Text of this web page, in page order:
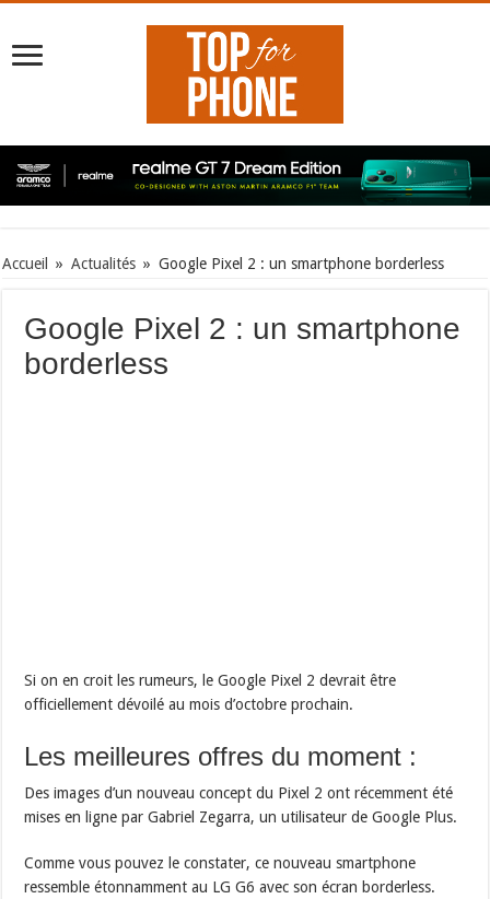
Accueil » Actualités » Google Pixel 2 : un smartphone borderless
Google Pixel 2 : un smartphone
borderless
Si on en croit les rumeurs, le Google Pixel 2 devrait être
officiellement dévoilé au mois d’octobre prochain.
Les meilleures offres du moment :
Des images d’un nouveau concept du Pixel 2 ont récemment été
mises en ligne par Gabriel Zegarra, un utilisateur de Google Plus.
Comme vous pouvez le constater, ce nouveau smartphone
ressemble étonnamment au LG G6 avec son écran borderless.